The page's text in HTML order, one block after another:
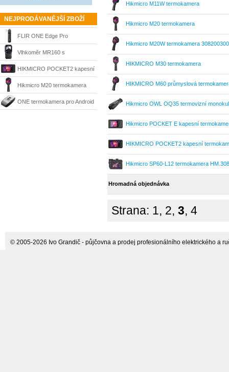
NEJPRODÁVANĚJŠÍ ZBOŽÍ
FLIR ONE Edge Pro
termokamera pro mobil 11002-
0201
Vlhkoměr MR160 s
integrovanou termokamerou
Flir
HIKMICRO POCKET2 kapesní
termokamera
Hikmicro M20 termokamera
ONE termokamera pro Android
Hikmicro M11W termokamera
Hikmicro M20 termokamera
Hikmicro M20W termokamera 308200300
HIKMICRO M30 termokamera
HIKMICRO M60 průmyslová
Hikmicro OWL OQ35 termovizní
Hikmicro POCKET E kapesní
HIKMICRO POCKET2 kapesní
Hikmicro SP60-L12 termokamera
Hromadná objednávka
Strana: 1, 2, 3, 4
© 2005-2026 Ivo Grandič - půjčovna a prodej profesionálního elektrického a